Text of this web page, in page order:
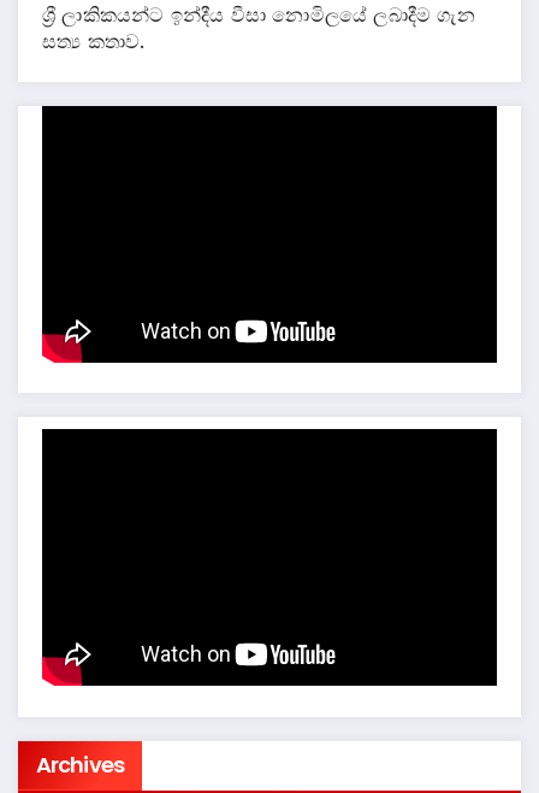
ශ්‍රී ලාකිකයන්ට ඉන්දීය වීසා නොමිලයේ ලබාදීම ගැන
සත්‍ය කතාව.
Archives